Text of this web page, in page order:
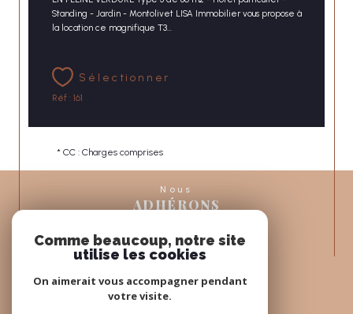
Standing - Jardin - Montolivet LISA Immobilier vous propose à
la location ce magnifique T3...
Sélectionner
Réf : 161
* CC : Charges comprises
Nous
ADHÉRONS
Comme beaucoup, notre site
utilise les cookies
On aimerait vous accompagner pendant
votre visite.